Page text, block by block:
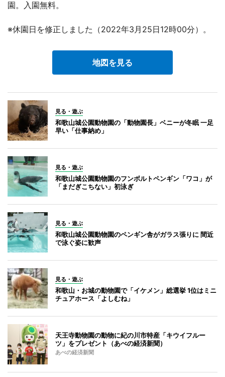
園。入園無料。
※休園日を修正しました（2022年3月25日12時00分）。
地図を見る
見る・遊ぶ
和歌山城公園動物園の「動物園長」ベニーが冬眠 一足
早い「仕事納め」
見る・遊ぶ
和歌山城公園動物園のフンボルトペンギン「ワコ」が
「まだぎこちない」初泳ぎ
見る・遊ぶ
和歌山城公園動物園のペンギン舎がガラス張りに 間近
で泳ぐ姿に歓声
見る・遊ぶ
和歌山・お城の動物園で「イケメン」総選挙 1位はミニ
チュアホース「よしむね」
天王寺動物園の動物に紀の川市特産「キウイフルー
ツ」をプレゼント（あべの経済新聞）
あべの経済新聞